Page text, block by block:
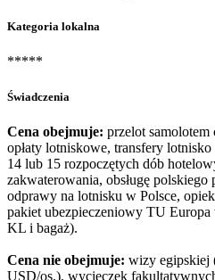
Kategoria lokalna
*****
Świadczenia
Cena obejmuje: przelot
opłaty lotniskowe, transfery
14 lub 15 rozpoczętych dób
zakwaterowania, obsługę polskiego
odprawy na lotnisku w Polsce,
pakiet ubezpieczeniowy TU
KL i bagaż).
Cena nie obejmuje: wizy egipskiej
USD/os.), wycieczek